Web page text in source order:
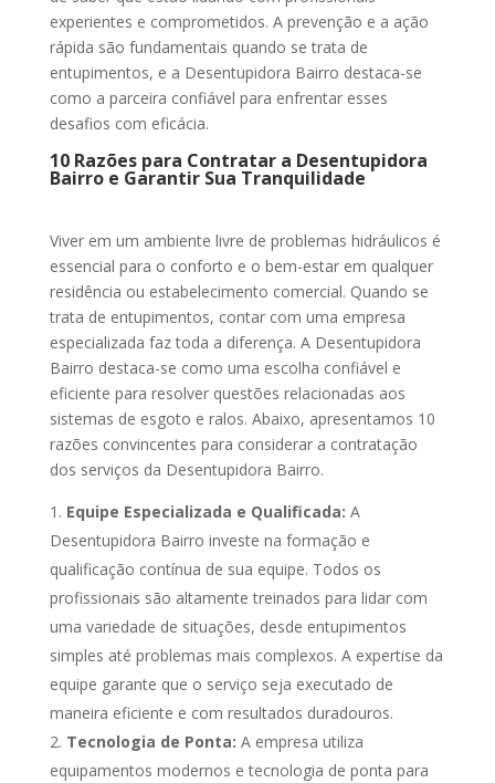
experientes e comprometidos. A prevenção e a ação
rápida são fundamentais quando se trata de
entupimentos, e a Desentupidora Bairro destaca-se
como a parceira confiável para enfrentar esses
desafios com eficácia.
10 Razões para Contratar a Desentupidora
Bairro e Garantir Sua Tranquilidade
Viver em um ambiente livre de problemas hidráulicos é
essencial para o conforto e o bem-estar em qualquer
residência ou estabelecimento comercial. Quando se
trata de entupimentos, contar com uma empresa
especializada faz toda a diferença. A Desentupidora
Bairro destaca-se como uma escolha confiável e
eficiente para resolver questões relacionadas aos
sistemas de esgoto e ralos. Abaixo, apresentamos 10
razões convincentes para considerar a contratação
dos serviços da Desentupidora Bairro.
Equipe Especializada e Qualificada: A
Desentupidora Bairro investe na formação e
qualificação contínua de sua equipe. Todos os
profissionais são altamente treinados para lidar com
uma variedade de situações, desde entupimentos
simples até problemas mais complexos. A expertise da
equipe garante que o serviço seja executado de
maneira eficiente e com resultados duradouros.
Tecnologia de Ponta: A empresa utiliza
equipamentos modernos e tecnologia de ponta para